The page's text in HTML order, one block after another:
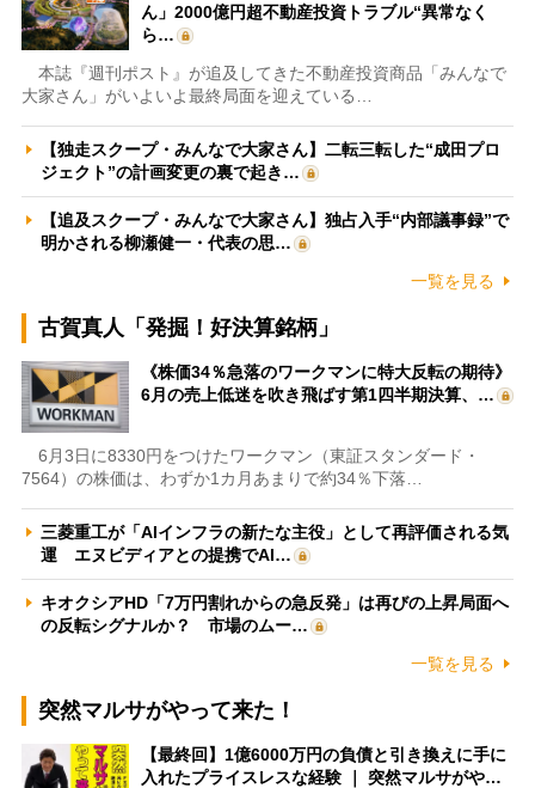
ん」2000億円超不動産投資トラブル“異常なく
ら…
本誌『週刊ポスト』が追及してきた不動産投資商品「みんなで
大家さん」がいよいよ最終局面を迎えている…
【独走スクープ・みんなで大家さん】二転三転した“成田プロ
ジェクト”の計画変更の裏で起き…
【追及スクープ・みんなで大家さん】独占入手“内部議事録”で
明かされる柳瀬健一・代表の思…
一覧を見る
古賀真人「発掘！好決算銘柄」
《株価34％急落のワークマンに特大反転の期待》
6月の売上低迷を吹き飛ばす第1四半期決算、…
6月3日に8330円をつけたワークマン（東証スタンダード・
7564）の株価は、わずか1カ月あまりで約34％下落…
三菱重工が「AIインフラの新たな主役」として再評価される気
運 エヌビディアとの提携でAI…
キオクシアHD「7万円割れからの急反発」は再びの上昇局面へ
の反転シグナルか？ 市場のムー…
一覧を見る
突然マルサがやって来た！
【最終回】1億6000万円の負債と引き換えに手に
入れたプライスレスな経験 ｜ 突然マルサがや…